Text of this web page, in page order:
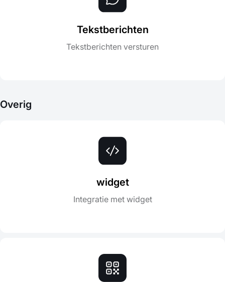
Tekstberichten
Tekstberichten versturen
Overig
widget
Integratie met widget